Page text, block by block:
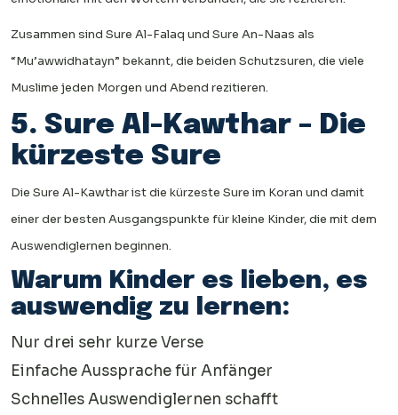
Zusammen sind Sure Al-Falaq und Sure An-Naas als
“Mu’awwidhatayn” bekannt, die beiden Schutzsuren, die viele
Muslime jeden Morgen und Abend rezitieren.
5. Sure Al-Kawthar – Die
kürzeste Sure
Die Sure Al-Kawthar ist die kürzeste Sure im Koran und damit
einer der besten Ausgangspunkte für kleine Kinder, die mit dem
Auswendiglernen beginnen.
Warum Kinder es lieben, es
auswendig zu lernen:
Nur drei sehr kurze Verse
Einfache Aussprache für Anfänger
Schnelles Auswendiglernen schafft